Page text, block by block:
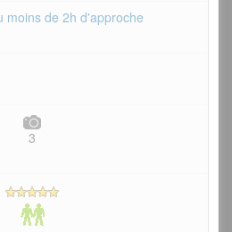
moins de 2h d'approche
3